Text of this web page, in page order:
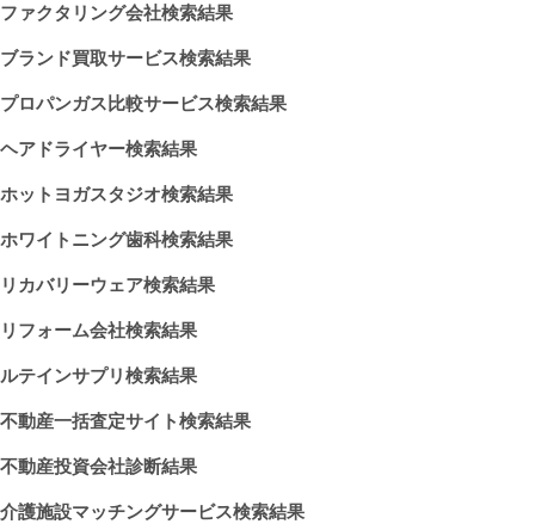
ファクタリング会社検索結果
ブランド買取サービス検索結果
プロパンガス比較サービス検索結果
ヘアドライヤー検索結果
ホットヨガスタジオ検索結果
ホワイトニング歯科検索結果
リカバリーウェア検索結果
リフォーム会社検索結果
ルテインサプリ検索結果
不動産一括査定サイト検索結果
不動産投資会社診断結果
介護施設マッチングサービス検索結果